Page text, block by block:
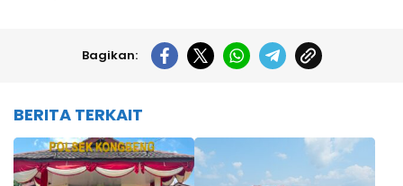
Bagikan:
BERITA TERKAIT